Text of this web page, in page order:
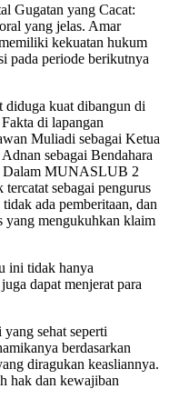
Gugatan yang Cacat:
yang jelas. Amar
kekuatan hukum
pada periode berikutnya
diduga kuat dibangun di
di lapangan
Muliadi sebagai Ketua
sebagai Bendahara
Dalam MUNASLUB 2
sebagai pengurus
ada pemberitaan, dan
yang mengukuhkan klaim
ini tidak hanya
dapat menjerat para
sehat seperti
berdasarkan
diragukan keasliannya.
hak dan kewajiban